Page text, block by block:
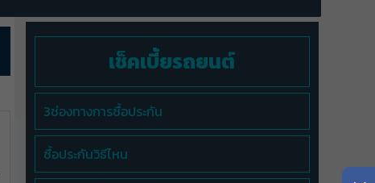
เช็คเบี้ยรถยนต์
3ช่องทางการซื้อประกัน
ซื้อประกันวิธีไหน